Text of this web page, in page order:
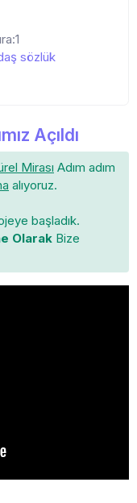
sözlük
Açıldı
Mirası Adım adım
alıyoruz.
başladık.
Olarak Bize